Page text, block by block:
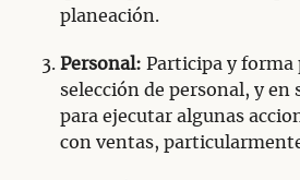
planeación.
Personal: Participa y forma
selección de personal, y
para ejecutar algunas
con ventas,